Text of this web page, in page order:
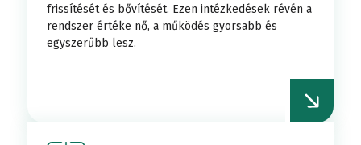
frissítését és bővítését. Ezen intézkedések révén a
rendszer értéke nő, a működés gyorsabb és
egyszerűbb lesz.